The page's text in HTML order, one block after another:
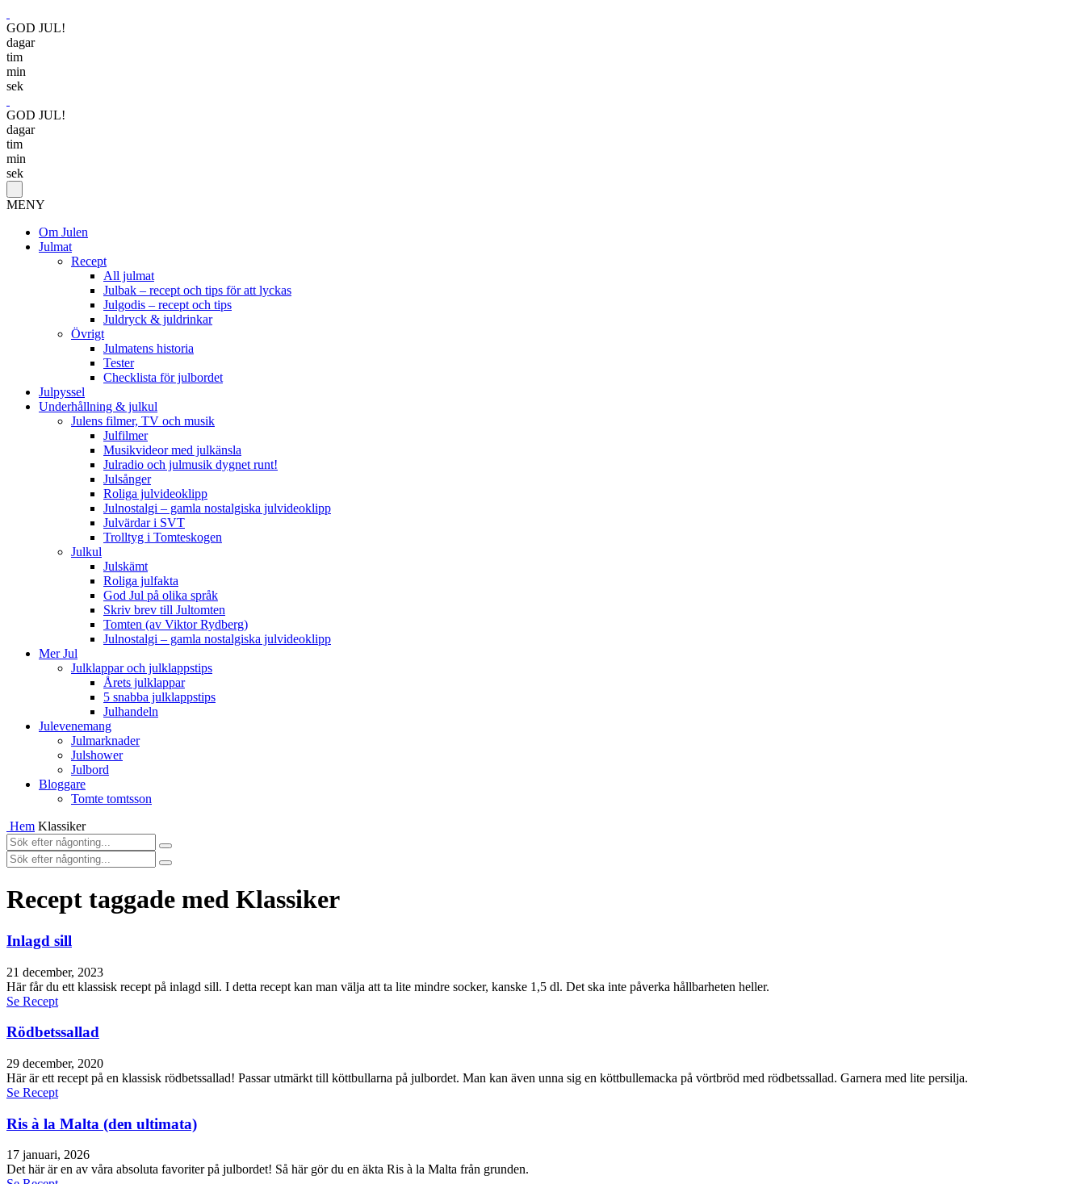
GOD JUL!
dagar
tim
min
sek
GOD JUL!
dagar
tim
min
sek
MENY
Om Julen
Julmat
Recept
All julmat
Julbak – recept och tips för att lyckas
Julgodis – recept och tips
Juldryck & juldrinkar
Övrigt
Julmatens historia
Tester
Checklista för julbordet
Julpyssel
Underhållning & julkul
Julens filmer, TV och musik
Julfilmer
Musikvideor med julkänsla
Julradio och julmusik dygnet runt!
Julsånger
Roliga julvideoklipp
Julnostalgi – gamla nostalgiska julvideoklipp
Julvärdar i SVT
Trolltyg i Tomteskogen
Julkul
Julskämt
Roliga julfakta
God Jul på olika språk
Skriv brev till Jultomten
Tomten (av Viktor Rydberg)
Julnostalgi – gamla nostalgiska julvideoklipp
Mer Jul
Julklappar och julklappstips
Årets julklappar
5 snabba julklappstips
Julhandeln
Julevenemang
Julmarknader
Julshower
Julbord
Bloggare
Tomte tomtsson
Hem Klassiker
Recept taggade med Klassiker
Inlagd sill
21 december, 2023
Här får du ett klassisk recept på inlagd sill. I detta recept kan man välja att ta lite mindre socker, kanske 1,5 dl. Det ska inte påverka hållbarheten heller.
Se Recept
Rödbetssallad
29 december, 2020
Här är ett recept på en klassisk rödbetssallad! Passar utmärkt till köttbullarna på julbordet. Man kan även unna sig en köttbullemacka på vörtbröd med rödbetssallad. Garnera med lite persilja.
Se Recept
Ris à la Malta (den ultimata)
17 januari, 2026
Det här är en av våra absoluta favoriter på julbordet! Så här gör du en äkta Ris à la Malta från grunden.